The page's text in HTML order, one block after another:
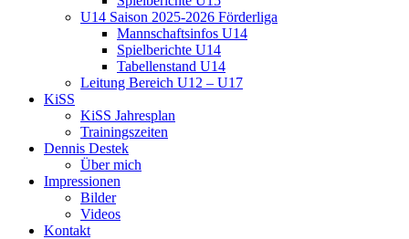
U14 Saison 2025-2026 Förderliga
Mannschaftsinfos U14
Spielberichte U14
Tabellenstand U14
Leitung Bereich U12 – U17
KiSS
KiSS Jahresplan
Trainingszeiten
Dennis Destek
Über mich
Impressionen
Bilder
Videos
Kontakt